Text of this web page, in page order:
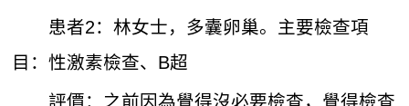
患者2：林女士，多囊卵巢。主要檢查項
目：性激素檢查、B超
評價：之前因為覺得沒必要檢查，覺得檢查